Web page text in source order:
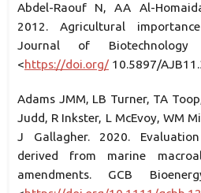
Abdel-Raouf N, AA Al-
2012. Agricultural
Journal of Biotechnology
<https://doi.org/10.5897/
Adams JMM, LB Turner, TA
Judd, R Inkster, L McEvoy, WM
J Gallagher. 2020.
derived from marine
amendments. GCB